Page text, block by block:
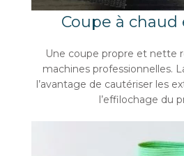
Coupe à chaud
Une coupe propre et nette
machines professionnelles.
l’avantage de cautériser les
l’effilochage du